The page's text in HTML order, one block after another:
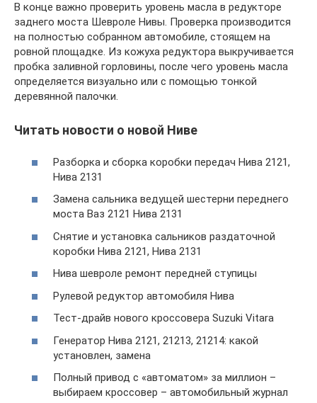
В конце важно проверить уровень масла в редукторе
заднего моста Шевроле Нивы. Проверка производится
на полностью собранном автомобиле, стоящем на
ровной площадке. Из кожуха редуктора выкручивается
пробка заливной горловины, после чего уровень масла
определяется визуально или с помощью тонкой
деревянной палочки.
Читать новости о новой Ниве
Разборка и сборка коробки передач Нива 2121,
Нива 2131
Замена сальника ведущей шестерни переднего
моста Ваз 2121 Нива 2131
Снятие и установка сальников раздаточной
коробки Нива 2121, Нива 2131
Нива шевроле ремонт передней ступицы
Рулевой редуктор автомобиля Нива
Тест-драйв нового кроссовера Suzuki Vitara
Генератор Нива 2121, 21213, 21214: какой
установлен, замена
Полный привод с «автоматом» за миллион –
выбираем кроссовер – автомобильный журнал